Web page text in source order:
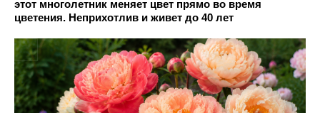
этот многолетник меняет цвет прямо во время
цветения. Неприхотлив и живет до 40 лет